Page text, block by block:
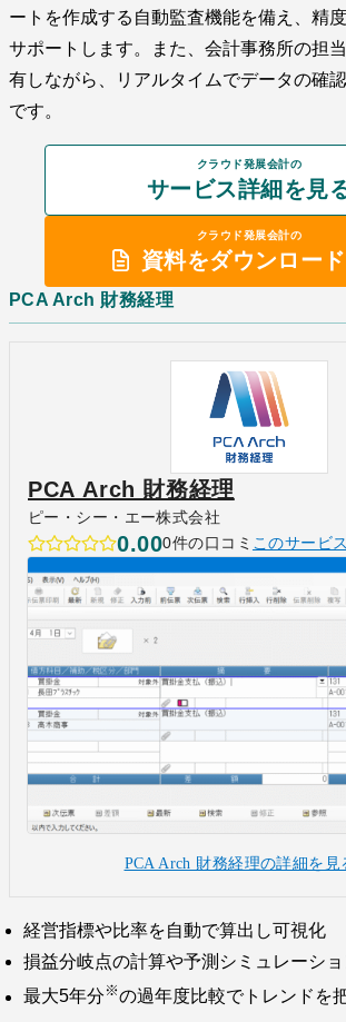
ートを作成する自動監査機能を備え、精
サポートします。また、会計事務所の担
有しながら、リアルタイムでデータの確
です。
クラウド発展会計の
サービス詳細を見
クラウド発展会計の
資料をダウンロー
PCA Arch 財務経理
PCA Arch 財務経理
ピー・シー・エー株式会社
0.000件の口コミ このサービ
PCA Arch 財務経理の詳細を見
経営指標や比率を自動で算出し可視化
損益分岐点の計算や予測シミュレーシ
最大5年分 ※の過年度比較でトレンドを